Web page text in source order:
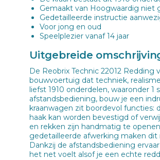
Gemaakt van Hoogwaardig niet
Gedetailleerde instructie
Voor jong en oud
Speelplezier vanaf 14 jaar
Uitgebreide
De Reobrix Technic 22012
bouwvoertuig dat techniek,
liefst 1910 onderdelen, waaronder
afstandsbediening, bouw je een
kraanwagen zit boordevol functies:
haak kan worden bevestigd of
en rekken zijn handmatig te
gedetailleerde afwerking maken
Dankzij de afstandsbediening
het net voelt alsof je een echte